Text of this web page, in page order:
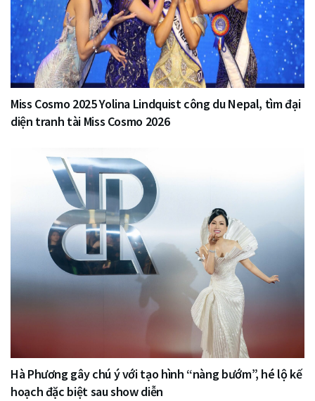
Miss Cosmo 2025 Yolina Lindquist công du Nepal, tìm đại
diện tranh tài Miss Cosmo 2026
Hà Phương gây chú ý với tạo hình “nàng bướm”, hé lộ kế
hoạch đặc biệt sau show diễn